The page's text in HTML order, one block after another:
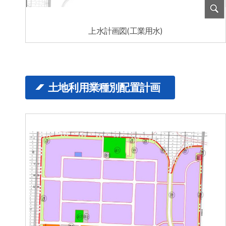
上水計画図(工業用水)
土地利用業種別配置計画